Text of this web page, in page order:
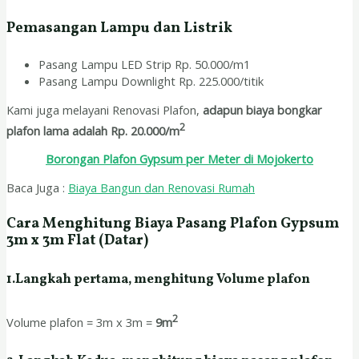
Pemasangan Lampu dan Listrik
Pasang Lampu LED Strip Rp. 50.000/m1
Pasang Lampu Downlight Rp. 225.000/titik
Kami juga melayani Renovasi Plafon, adapun biaya bongkar
plafon lama adalah Rp. 20.000/m2
Borongan Plafon Gypsum per Meter di Mojokerto
Baca Juga : Biaya Bangun dan Renovasi Rumah
Cara Menghitung Biaya Pasang Plafon Gypsum
3m x 3m Flat (Datar)
1.Langkah pertama, menghitung Volume plafon
Volume plafon = 3m x 3m = 9m2